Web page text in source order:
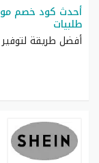
طلبيات
أفضل طريقة